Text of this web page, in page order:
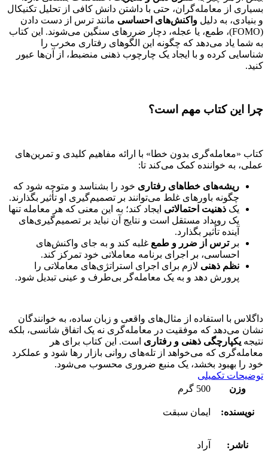
بسیاری از معامله‌گران، حتی با داشتن دانش کافی از تحلیل تکنیکال
و بنیادی، به دلیل واکنش‌های احساسی مانند ترس از دست دادن
(FOMO)، طمع، یا عجله، دچار ضررهای سنگین می‌شوند. این کتاب
به شما یاد می‌دهد که چگونه این الگوهای رفتاری مخرب را
شناسایی کرده و با ایجاد یک چارچوب ذهنی منضبط، از آن‌ها عبور
کنید.
چرا این کتاب مهم است؟
کتاب «معامله‌گری بدون خطا» با ارائه مفاهیم کلیدی و تمرین‌های
عملی، به خواننده کمک می‌کند تا:
ریشه‌های خطاهای رفتاری خود را بشناسد و متوجه شود که
چگونه باورهای غلط می‌توانند بر تصمیم‌گیری او تأثیر بگذارند.
یک ذهنیت احتمالاتی ایجاد کند؛ به این معنی که هر معامله تنها
یک رویداد مستقل است و نتایج آن نباید بر تصمیم‌گیری‌های
آینده تأثیر بگذارد.
برترس از ضرر و طمع غلبه کند و به جای واکنش‌های
احساسی، بر اجرای برنامه‌ معاملاتی خود تمرکز کند.
نظم ذهنی لازم برای اجرای استراتژی‌های معاملاتی را
پرورش دهد و به یک معامله‌گر بی‌طرف و عینی تبدیل شود.
داگلاس با استفاده از مثال‌های واقعی و زبان ساده، به خوانندگان
نشان می‌دهد که موفقیت در معامله‌گری نه یک اتفاق شانسی، بلکه
نتیجه یکپارچگی ذهنی و رفتاری است. این کتاب برای هر
معامله‌گری که می‌خواهد از تله‌های روانی بازار رها شود و عملکرد
خود را بهبود بخشد، یک منبع ضروری محسوب می‌شود.
توضیحات تکمیلی
وزن
500 گرم
نویسنده: ایمان سبقت
ناشر: آراد